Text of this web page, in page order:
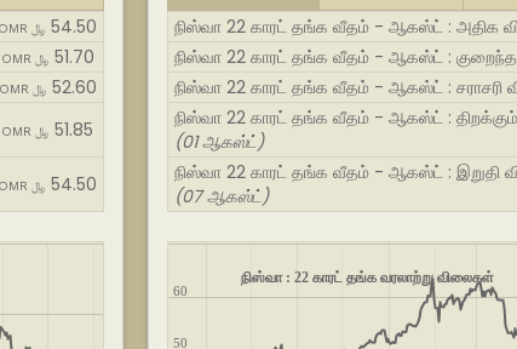
OMR ﷼ 54.50
OMR ﷼ 51.70
OMR ﷼ 52.60
OMR ﷼ 51.85
OMR ﷼ 54.50
நிஸ்வா 22 காரட் தங்க வீதம் - ஆகஸ்ட் : அதிக
நிஸ்வா 22 காரட் தங்க வீதம் - ஆகஸ்ட் :
நிஸ்வா 22 காரட் தங்க வீதம் - ஆகஸ்ட் : சராசரி
நிஸ்வா 22 காரட் தங்க வீதம் - ஆகஸ்ட் :
(01 ஆகஸ்ட்)
நிஸ்வா 22 காரட் தங்க வீதம் - ஆகஸ்ட் : இறுதி
(07 ஆகஸ்ட்)
நிஸ்வா : 22 காரட் தங்க வரலாற்று விலைகள்
50
60